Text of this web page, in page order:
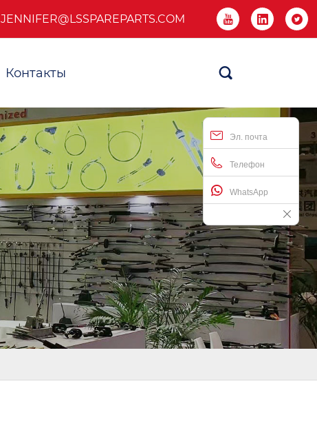
JENNIFER@LSSPAREPARTS.COM   
Контакты 
Эл. почта
Телефон
WhatsApp